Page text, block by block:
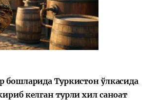
бошларида Туркистон ўлкасида
келган турли хил саноат